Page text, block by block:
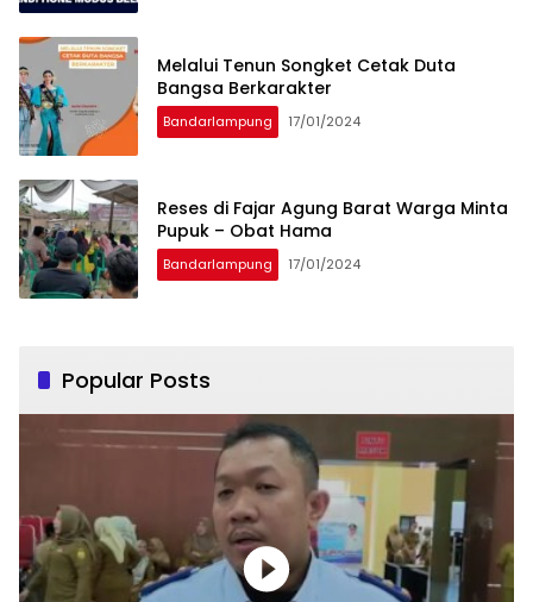
Melalui Tenun Songket Cetak Duta
Bangsa Berkarakter
Bandarlampung 17/01/2024
Reses di Fajar Agung Barat Warga Minta
Pupuk – Obat Hama
Bandarlampung 17/01/2024
Popular Posts